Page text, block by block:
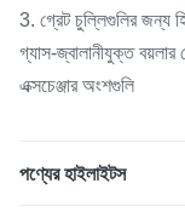
3. গ্রেট চুল্লিগুলির জন্য
গ্যাস-জ্বালানীযুক্ত
এক্সচেঞ্জার অংশগুলি
পণ্যের হাইলাইটস